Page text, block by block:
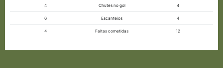
4 Chutes no gol 4
6 Escanteios 4
4 Faltas cometidas 12